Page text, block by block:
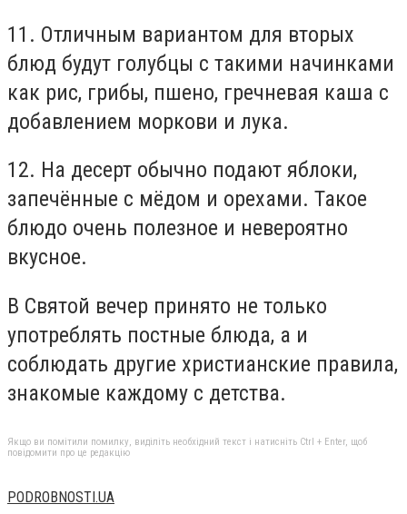
11. Отличным вариантом для вторых
блюд будут голубцы с такими начинками
как рис, грибы, пшено, гречневая каша с
добавлением моркови и лука.
12. На десерт обычно подают яблоки,
запечённые с мёдом и орехами. Такое
блюдо очень полезное и невероятно
вкусное.
В Святой вечер принято не только
употреблять постные блюда, а и
соблюдать другие христианские правила,
знакомые каждому с детства.
Якщо ви помітили помилку, виділіть необхідний текст і натисніть Ctrl + Enter, щоб
повідомити про це редакцію
PODROBNOSTI.UA